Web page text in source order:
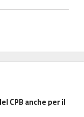
CPB anche per il